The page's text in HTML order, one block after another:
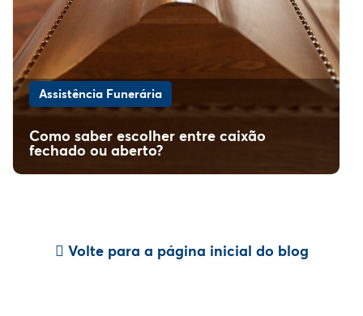
Assistência Funerária
Como saber escolher entre caixão
fechado ou aberto?
Volte para a página inicial do blog